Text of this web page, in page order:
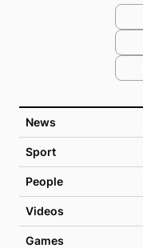
News
Sport
People
Videos
Games